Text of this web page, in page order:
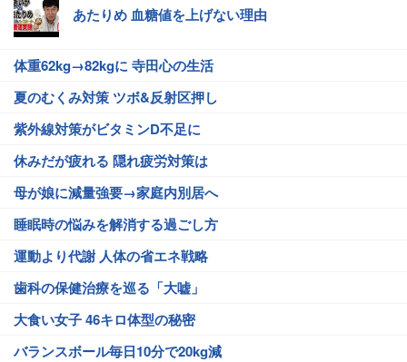
あたりめ 血糖値を上げない理由
体重62kg→82kgに 寺田心の生活
夏のむくみ対策 ツボ&反射区押し
紫外線対策がビタミンD不足に
休みだが疲れる 隠れ疲労対策は
母が娘に減量強要→家庭内別居へ
睡眠時の悩みを解消する過ごし方
運動より代謝 人体の省エネ戦略
歯科の保健治療を巡る「大嘘」
大食い女子 46キロ体型の秘密
バランスボール毎日10分で20kg減